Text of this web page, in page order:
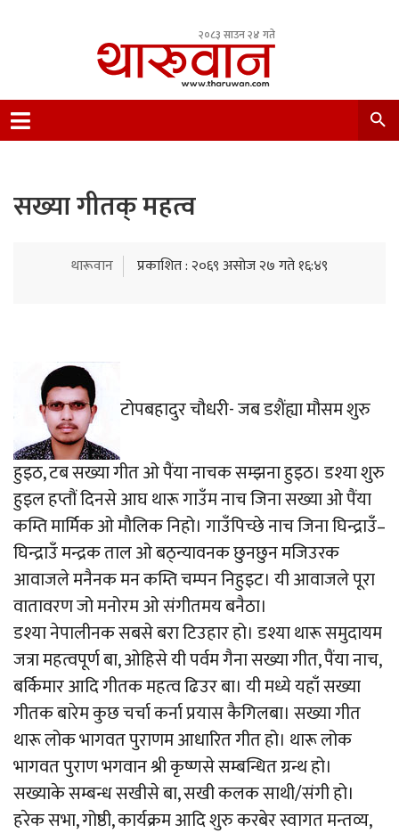
२०८३ साउन २४ गते
Nepal.
सख्या गीतक् महत्व
थारूवान प्रकाशित : २०६९ असोज २७ गते १६:४९
टोपबहादुर चौधरी- जब डशैंह्या मौसम शुरु
हुइठ, टब सख्या गीत ओ पैंया नाचक सम्झना हुइठ। डश्या शुरु
हुइल हप्तौं दिनसे आघ थारू गाउँम नाच जिना सख्या ओ पैंया
कम्ति मार्मिक ओ मौलिक निहो। गाउँपिच्छे नाच जिना घिन्द्राउँ–
घिन्द्राउँ मन्द्रक ताल ओ बठ्न्यावनक छुनछुन मजिउरक
आवाजले मनैनक मन कम्ति चम्पन निहुइट। यी आवाजले पूरा
वातावरण जो मनोरम ओ संगीतमय बनैठा।
डश्या नेपालीनक सबसे बरा टिउहार हो। डश्या थारू समुदायम
जत्रा महत्वपूर्ण बा, ओहिसे यी पर्वम गैना सख्या गीत, पैंया नाच,
बर्किमार आदि गीतक महत्व ढिउर बा। यी मध्ये यहाँ सख्या
गीतक बारेम कुछ चर्चा कर्ना प्रयास कैगिलबा। सख्या गीत
थारू लोक भागवत पुराणम आधारित गीत हो। थारू लोक
भागवत पुराण भगवान श्री कृष्णसे सम्बन्धित ग्रन्थ हो।
सख्याके सम्बन्ध सखीसे बा, सखी कलक साथी/संगी हो।
हरेक सभा, गोष्ठी, कार्यक्रम आदि शुरु करबेर स्वागत मन्तव्य,